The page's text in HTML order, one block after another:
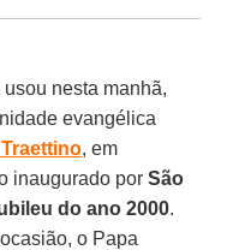
usou nesta manhã,
evangélica
, em
inaugurado porSão
do ano 2000.
o Papa